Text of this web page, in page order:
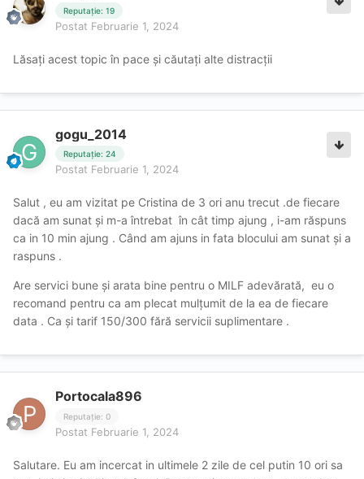
Reputație: 19
Postat Februarie 1, 2024
Lăsați acest topic în pace și căutați alte distracții
gogu_2014
Reputație: 24
Postat Februarie 1, 2024
Salut , eu am vizitat pe Cristina de 3 ori anu trecut .de fiecare
dacă am sunat și m-a întrebat în cât timp ajung , i-am răspuns
ca in 10 min ajung . Când am ajuns in fata blocului am sunat și a
raspuns .
Are servici bune și arata bine pentru o MILF adevărată, eu o
recomand pentru ca am plecat mulțumit de la ea de fiecare
data . Ca și tarif 150/300 fără servicii suplimentare .
Portocala896
Reputație: 0
Postat Februarie 1, 2024
Salutare. Eu am incercat in ultimele 2 zile de cel putin 10 ori sa